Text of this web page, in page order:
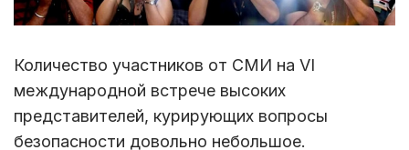
Количество участников от СМИ на VI
международной встрече высоких
представителей, курирующих вопросы
безопасности довольно небольшое.